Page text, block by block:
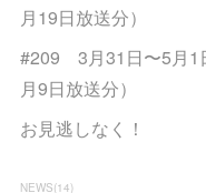
月19日放送分）
#209 3月31日〜5月1
月9日放送分）
お見逃しなく！
NEWS(14)